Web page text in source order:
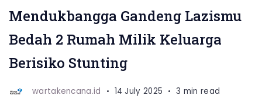
Jawa
Barat,
pada
(12/7/2025)
Mendukbangga Gandeng Lazismu
Bedah 2 Rumah Milik Keluarga
Berisiko Stunting
wartakencana.id 14 July 2025 3 min read